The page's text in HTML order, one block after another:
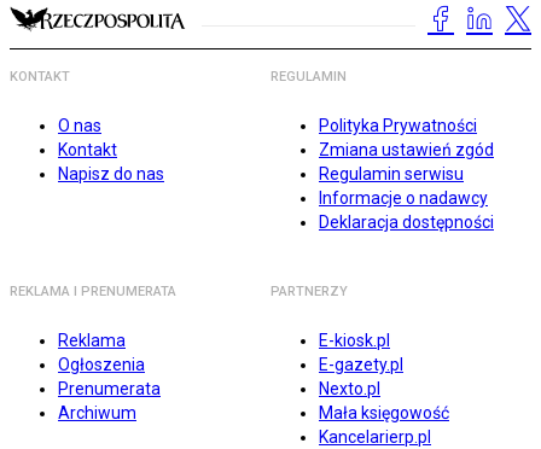
KONTAKT
O nas
Kontakt
Napisz do nas
REGULAMIN
Polityka Prywatności
Zmiana ustawień zgód
Regulamin serwisu
Informacje o nadawcy
Deklaracja dostępności
REKLAMA I PRENUMERATA
Reklama
Ogłoszenia
Prenumerata
Archiwum
PARTNERZY
E-kiosk.pl
E-gazety.pl
Nexto.pl
Mała księgowość
Kancelarierp.pl